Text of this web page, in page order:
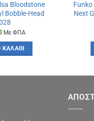
Bloodstone
Bobble-Head
Η
τιμή
είναι:
Με ΦΠΑ
Next